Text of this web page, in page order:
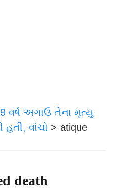
વર્ષ અગાઉ તેના મૃત્યુ
હતી, વાંચો > atique
death